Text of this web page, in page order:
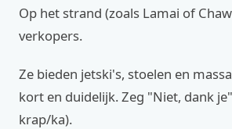
Op het strand (zoals Lamai of
verkopers.
Ze bieden jetski's, stoelen en
kort en duidelijk. Zeg "Niet, dank
krap/ka).